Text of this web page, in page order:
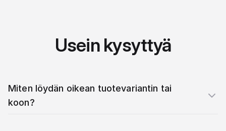
Usein kysyttyä
Miten löydän oikean tuotevariantin tai
koon?